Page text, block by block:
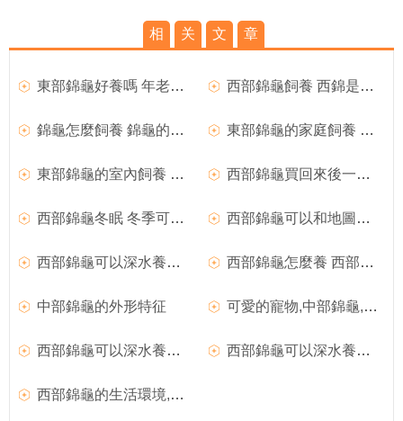
相 关 文 章
東部錦龜好養嗎 年老的錦龜偏向於植食 西部錦龜飼養 西錦是很雜食的龜
錦龜怎麼飼養 錦龜的室內飼養注意的事項 東部錦龜的家庭飼養 東部錦龜的注意事項
東部錦龜的室內飼養 最好是每2天換一次新水 西部錦龜買回來後一直不潛水 西部錦龜人工養殖
西部錦龜冬眠 冬季可以用加熱棒飼養 西部錦龜可以和地圖龜一起養嗎 可以一起飼養
西部錦龜可以深水養嗎 西部錦龜的飼養 西部錦龜怎麼養 西部錦龜吃完食後要及時換水
中部錦龜的外形特征 可愛的寵物,中部錦龜,人工飼養
西部錦龜可以深水養嗎,西部錦龜的飼養注意事項 西部錦龜可以深水養嗎,西部錦龜的飼養要點
西部錦龜的生活環境,西部錦龜